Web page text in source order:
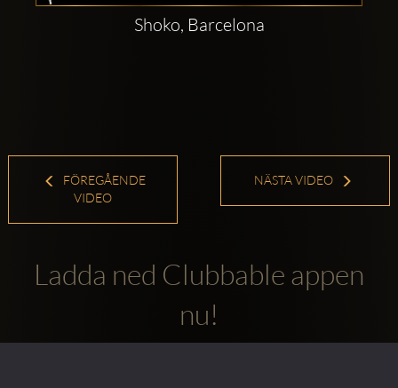
Shoko, Barcelona
FÖREGÅENDE
VIDEO
NÄSTA VIDEO
Ladda ned Clubbable appen
nu!